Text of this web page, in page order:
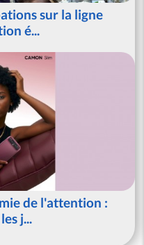
sur la ligne
é...
de l'attention :
j...